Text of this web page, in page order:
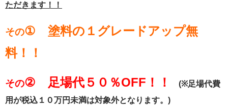
ただきます！！
その① 塗料の１グレードアップ無
料！！
その② 足場代５０％OFF！！
(※足場代費
用が税込１０万円未満は対象外となります。)